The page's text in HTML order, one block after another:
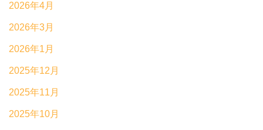
2026年4月
2026年3月
2026年1月
2025年12月
2025年11月
2025年10月